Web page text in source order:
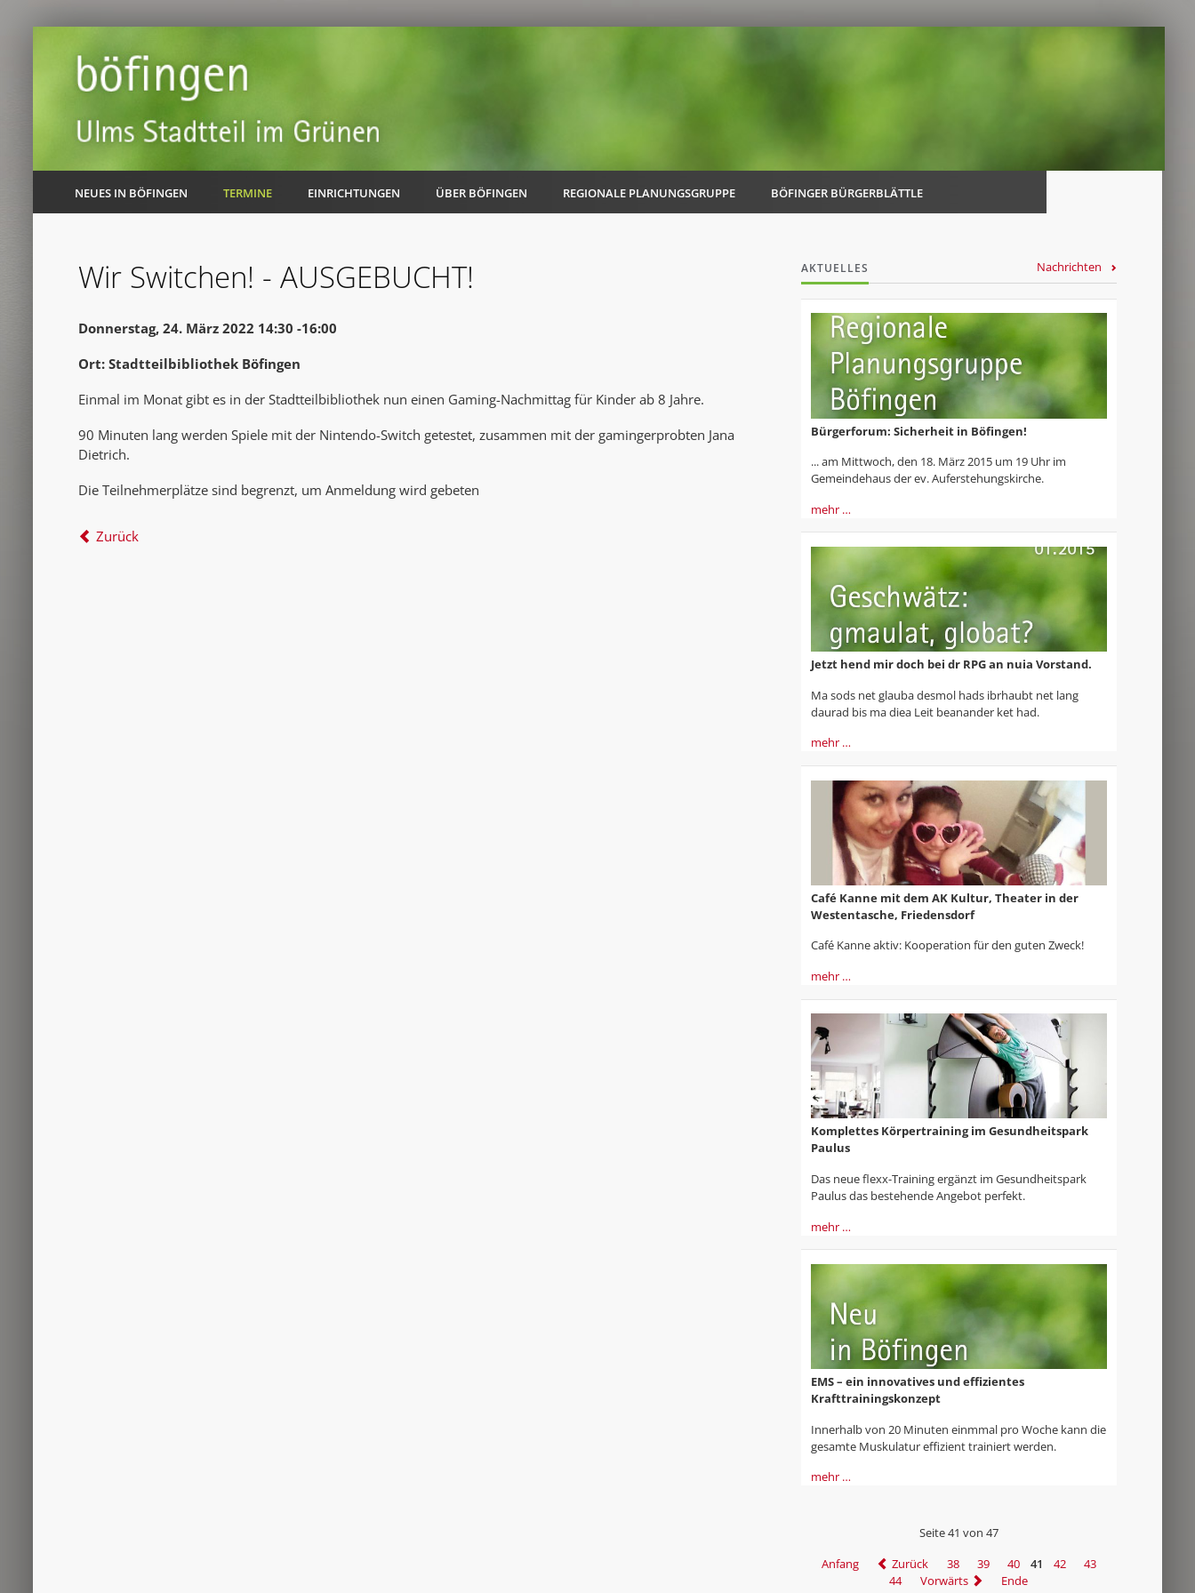
NEUES IN BÖFINGEN TERMINE EINRICHTUNGEN ÜBER BÖFINGEN REGIONALE PLANUNGSGRUPPE
AK Internet
AK Unterwegs in Böfingen
BÖFINGER BÜRGERBLÄTTLE
Wir Switchen! - AUSGEBUCHT!
Donnerstag, 24. März 2022 14:30 -16:00
Ort: Stadtteilbibliothek Böfingen
Einmal im Monat gibt es in der Stadtteilbibliothek nun einen Gaming-Nachmittag für Kinder ab 8 Jahre.
90 Minuten lang werden Spiele mit der Nintendo-Switch getestet, zusammen mit der gamingerprobten Jana
Dietrich.
Die Teilnehmerplätze sind begrenzt, um Anmeldung wird gebeten
Zurück
AKTUELLES Nachrichten
Bürgerforum: Sicherheit in Böfingen!
... am Mittwoch, den 18. März 2015 um 19 Uhr im
Gemeindehaus der ev. Auf­erstehungskirche.
mehr …
Jetzt hend mir doch bei dr RPG an nuia Vorstand.
Ma sods net glauba desmol hads ibrhaubt net lang
daurad bis ma diea Leit beanander ket had.
mehr …
Café Kanne mit dem AK Kultur, Theater in der
Westentasche, Friedensdorf
Café Kanne aktiv: Kooperation für den guten Zweck!
mehr …
Komplettes Körpertraining im Gesundheitspark
Paulus
Das neue flexx-Training ergänzt im Gesundheitspark
Paulus das bestehende Angebot perfekt.
mehr …
EMS – ein innovatives und effizientes
Krafttrainingskonzept
Innerhalb von 20 Minuten einmmal pro Woche kann die
gesamte Muskulatur effizient trainiert werden.
mehr …
Seite 41 von 47
Anfang
Zurück 38 39 40 41 42
43
44
Vorwärts Ende